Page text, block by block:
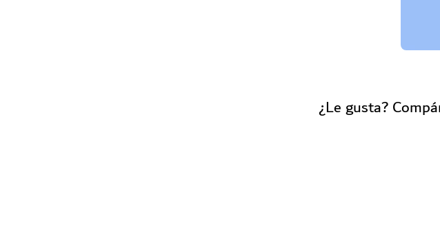
¿Le gusta?